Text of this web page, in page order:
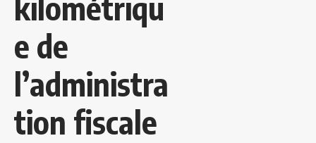
e de
l’administra
tion fiscale